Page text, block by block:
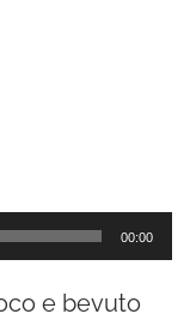
00:00
e bevuto